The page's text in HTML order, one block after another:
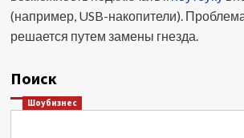
(например, USB-накопители).
решается путем замены гнезда.
Поиск
Шоубизнес
Этери Тутберидзе заявила, что